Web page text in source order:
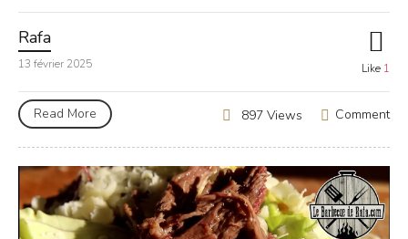
Rafa
13 février 2025 Like 1
Read More Comment
897 Views